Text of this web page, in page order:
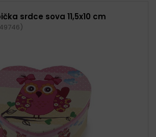
srdce sova 11,5x10 cm